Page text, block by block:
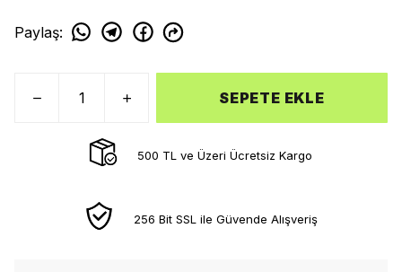
Paylaş:
SEPETE EKLE
500 TL ve Üzeri Ücretsiz Kargo
256 Bit SSL ile Güvende Alışveriş